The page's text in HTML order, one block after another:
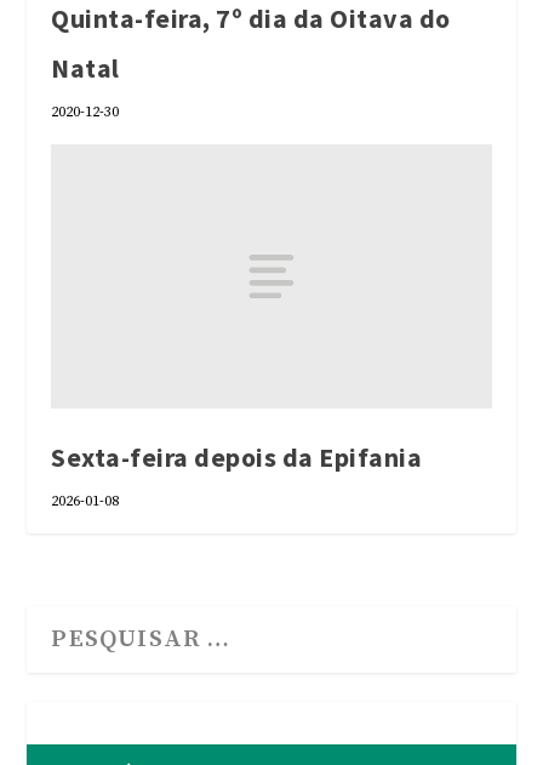
Quinta-feira, 7º dia da Oitava do
Natal
2020-12-30
Sexta-feira depois da Epifania
2026-01-08